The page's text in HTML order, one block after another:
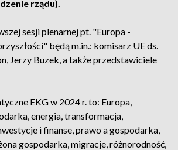
rządu).
sesji plenarnej pt. "Europa -
będą m.in.: komisarz UE ds.
Jerzy Buzek, a także przedstawiciele
EKG w 2024 r. to: Europa,
energia, transformacja,
i finanse, prawo a gospodarka,
gospodarka, migracje, różnorodność,